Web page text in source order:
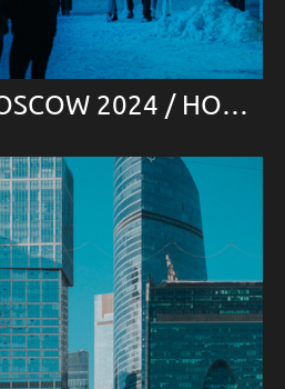
NEW YEAR'S MOSCOW 2024 / НОВОГОДНЯЯ МОСКВА 2024